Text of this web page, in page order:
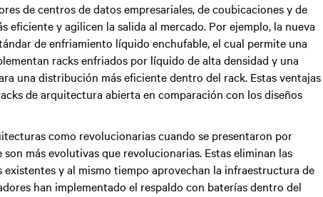
de centros de datos empresariales, de coubicaciones y de
eficiente y agilicen la salida al mercado. Por ejemplo, la nueva
de enfriamiento líquido enchufable, el cual permite una
racks enfriados por líquido de alta densidad y una
una distribución más eficiente dentro del rack. Estas ventajas
de arquitectura abierta en comparación con los diseños
como revolucionarias cuando se presentaron por
más evolutivas que revolucionarias. Estas eliminan las
y al mismo tiempo aprovechan la infraestructura de
han implementado el respaldo con baterías dentro del